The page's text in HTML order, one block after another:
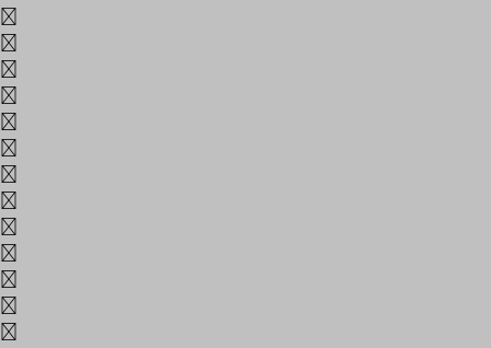
맵
머
멋
메
멕
며
명
몇
모
몫
무
문
물